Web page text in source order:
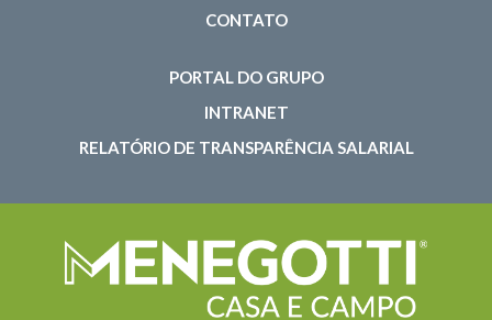
CONTATO
PORTAL DO GRUPO
INTRANET
RELATÓRIO DE TRANSPARÊNCIA SALARIAL